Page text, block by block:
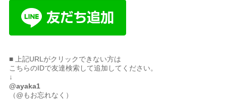
■ 上記URLがクリックできない方は
こちらのIDで友達検索して追加してください。
↓
@ayaka1
（@もお忘れなく）